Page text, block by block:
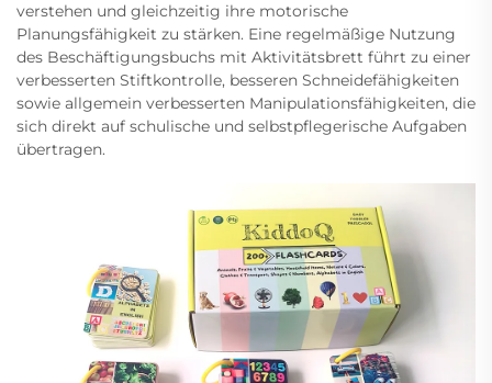
verstehen und gleichzeitig ihre motorische
Planungsfähigkeit zu stärken. Eine regelmäßige Nutzung
des Beschäftigungsbuchs mit Aktivitätsbrett führt zu einer
verbesserten Stiftkontrolle, besseren Schneidefähigkeiten
sowie allgemein verbesserten Manipulationsfähigkeiten, die
sich direkt auf schulische und selbstpflegerische Aufgaben
übertragen.